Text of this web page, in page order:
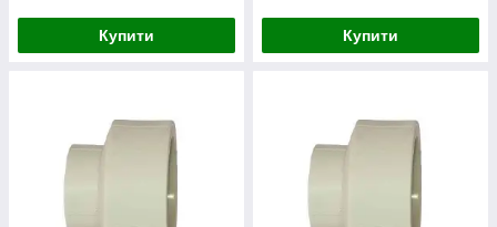
Купити Купити